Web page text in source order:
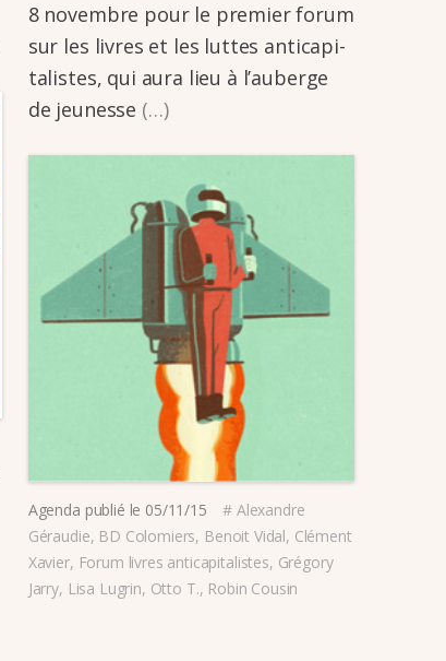
8 novembre pour le premier forum
sur les livres et les luttes anti­­ca­­pi­­
ta­­listes, qui aura lieu à l’au­­berge
de jeunesse (…)
Agenda publié le 05/11/15 # Alexandre
Géraudie, BD Colomiers, Benoit Vidal, Clément
Xavier, Forum livres anticapitalistes, Grégory
Jarry, Lisa Lugrin, Otto T., Robin Cousin